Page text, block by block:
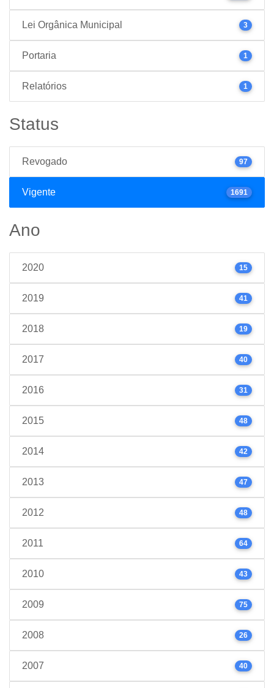
Lei Orgânica Municipal 3
Portaria 1
Relatórios 1
Status
Revogado 97
Vigente 1691
Ano
2020 15
2019 41
2018 19
2017 40
2016 31
2015 48
2014 42
2013 47
2012 48
2011 64
2010 43
2009 75
2008 26
2007 40